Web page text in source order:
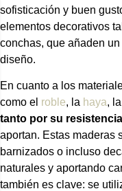
sofisticación y buen
elementos decorativos
conchas, que añaden
diseño.
En cuanto a los
como el roble, la haya, la
tanto por su
aportan. Estas maderas
barnizados o incluso
naturales y aportando
también es clave: se